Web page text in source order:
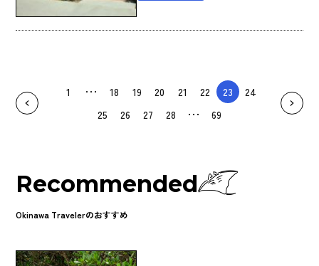
1 18 19 20 21 22 23
24
25
26 27 28 69
Recommended
Okinawa Travelerのおすすめ